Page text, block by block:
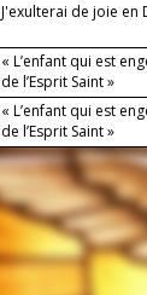
J'exulterai de joie en
« L’enfant qui est
de l’Esprit Saint »
« L’enfant qui est
de l’Esprit Saint »